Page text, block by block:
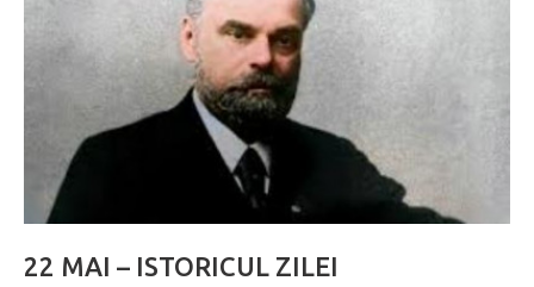
22 MAI – ISTORICUL ZILEI